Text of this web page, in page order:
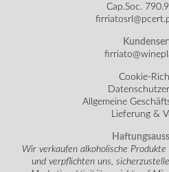
Cap.Soc.
Cookie-
Allgemeine
Lieferung &
Wir verkaufen alkoholische
und verpflichten uns,